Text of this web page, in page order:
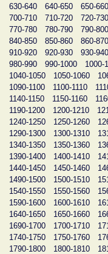
630-640
640-650 650-660
700-710
710-720 720-730
770-780
780-790 790-800
840-850
850-860 860-870
910-920
920-930 930-940
980-990
990-1000 1000-
1040-1050
1050-1060
1090-1100
1100-1110
1140-1150
1150-1160
1190-1200
1200-1210
1240-1250
1250-1260
1290-1300
1300-1310
1340-1350
1350-1360
1390-1400
1400-1410
1440-1450
1450-1460
1490-1500
1500-1510
1540-1550
1550-1560
1590-1600
1600-1610
1640-1650
1650-1660
1690-1700
1700-1710
1740-1750
1750-1760
1790-1800
1800-1810